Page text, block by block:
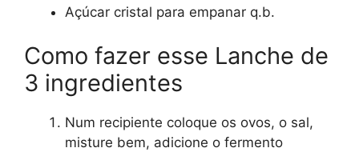
Açúcar cristal para empanar q.b.
Como fazer esse Lanche de
3 ingredientes
Num recipiente coloque os ovos, o sal,
misture bem, adicione o fermento